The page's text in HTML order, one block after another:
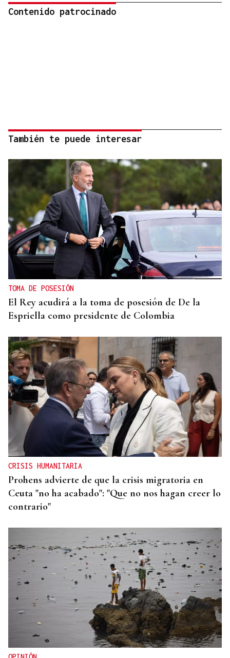
Contenido patrocinado
También te puede interesar
TOMA DE POSESIÓN
El Rey acudirá a la toma de posesión de De la
Espriella como presidente de Colombia
CRISIS HUMANITARIA
Prohens advierte de que la crisis migratoria en
Ceuta "no ha acabado": "Que no nos hagan creer lo
contrario"